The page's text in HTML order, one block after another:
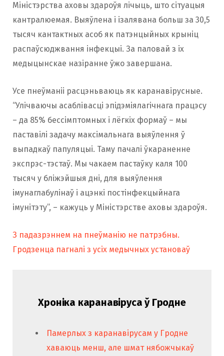
Міністэрства аховы здароўя лічыць, што сітуацыя
кантралюемая. Выяўлена і ізалявана больш за 30,5
тысяч кантактных асоб як патэнцыйных крыніц
распаўсюджвання інфекцыі. За паловай з іх
медыцынскае назіранне ўжо завершана.
Усе пнеўманіі расцэньваюць як каранавірусные.
“Улічваючы асаблівасці эпідэміялагічнага працэсу
– да 85% бессімптомных і лёгкіх формаў – мы
паставілі задачу максімальнага выяўлення ў
выпадкаў папуляцыі. Таму пачалі ўкараненне
экспрэс-тэстаў. Мы чакаем пастаўку каля 100
тысяч у бліжэйшыя дні, для выяўлення
імунаглабулінаў і ацэнкі постінфекцыйнага
імунітэту”, – кажуць у Міністэрстве аховы здароўя.
З падазрэннем на пнеўманію не патрэбны.
Гродзенца пагналі з усіх медычных установаў
Хроніка каранавіруса ў Гродне
Памерлых з каранавірусам у Гродне
хаваюць менш, але шмат нябожчыкаў